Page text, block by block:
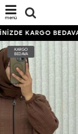
menü
KARGO BEDAVA!
KARGO
BEDAVA